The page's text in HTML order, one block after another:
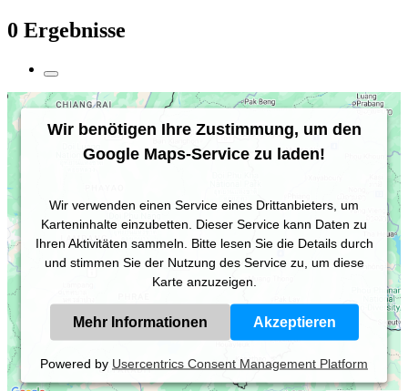
0 Ergebnisse
Wir benötigen Ihre Zustimmung, um den
Google Maps-Service zu laden!
Wir verwenden einen Service eines Drittanbieters, um
Karteninhalte einzubetten. Dieser Service kann Daten zu
Ihren Aktivitäten sammeln. Bitte lesen Sie die Details durch
und stimmen Sie der Nutzung des Service zu, um diese
Karte anzuzeigen.
Mehr Informationen Akzeptieren
Powered by Usercentrics Consent Management Platform